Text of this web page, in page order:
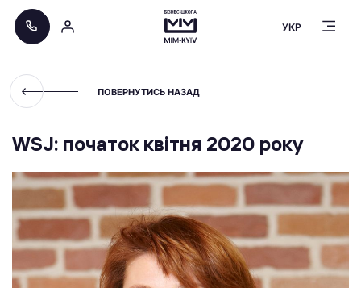
УКР
ПОВЕРНУТИСЬ НАЗАД
WSJ: початок квітня 2020 року